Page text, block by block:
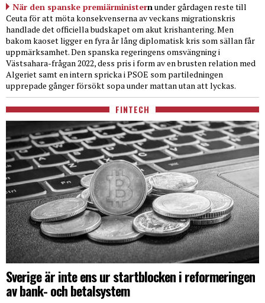
När den spanske premiärministern under gårdagen reste till
Ceuta för att möta konsekvenserna av veckans migrationskris
handlade det officiella budskapet om akut krishantering. Men
bakom kaoset ligger en fyra år lång diplomatisk kris som sällan får
uppmärksamhet. Den spanska regeringens omsvängning i
Västsahara-frågan 2022, dess pris i form av en brusten relation med
Algeriet samt en intern spricka i PSOE som partiledningen
upprepade gånger försökt sopa under mattan utan att lyckas.
FINTECH
Sverige är inte ens ur startblocken i reformeringen
av bank- och betalsystem